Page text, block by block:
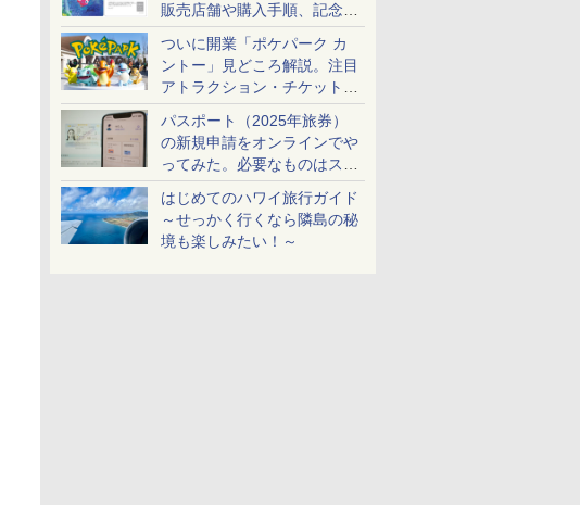
販売店舗や購入手順、記念チ
ケットも解説
ついに開業「ポケパーク カ
ントー」見どころ解説。注目
アトラクション・チケット手
配・来場前に必要な準備は？
パスポート（2025年旅券）
の新規申請をオンラインでや
ってみた。必要なものはスマ
ホとマイナカードのみ
はじめてのハワイ旅行ガイド
～せっかく行くなら隣島の秘
境も楽しみたい！～